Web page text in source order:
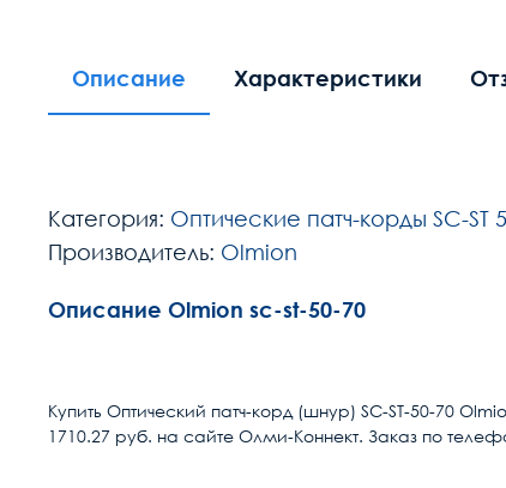
Описание Характеристики
Категория: Оптические патч-корды SC-ST
Производитель: Olmion
Описание Olmion sc-st-50-70
Разъем 1
Условия доставки
Купить Оптический патч-корд (шнур) SC-ST-50-70
1710.27 руб. на сайте Олми-Коннект. Заказ по